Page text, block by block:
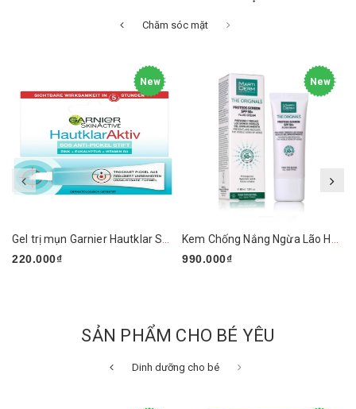
Chăm sóc mặt
New
220.000₫
New
990.000₫
SẢN PHẨM CHO BÉ YÊU
Dinh dưỡng cho bé